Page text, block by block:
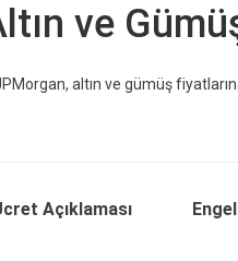
ve
altın ve gümüş
Açıklaması